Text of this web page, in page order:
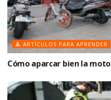
🔺 ARTÍCULOS PARA APRENDER
Cómo aparcar bien la moto